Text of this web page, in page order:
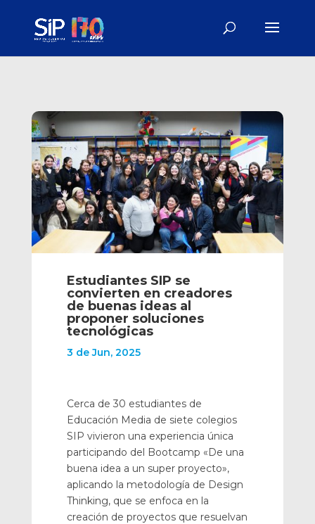
Estudiantes SIP se
convierten en creadores
de buenas ideas al
proponer soluciones
tecnológicas
3 de Jun, 2025
Cerca de 30 estudiantes de
Educación Media de siete colegios
SIP vivieron una experiencia única
participando del Bootcamp «De una
buena idea a un super proyecto»,
aplicando la metodología de Design
Thinking, que se enfoca en la
creación de proyectos que resuelvan